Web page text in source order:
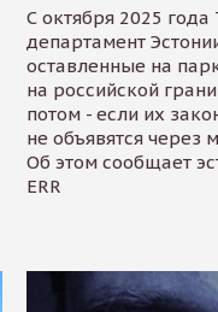
С октября 2025
департамент
оставленные на
на российской
потом - если их
не объявятся через
Об этом сообщает
ERR